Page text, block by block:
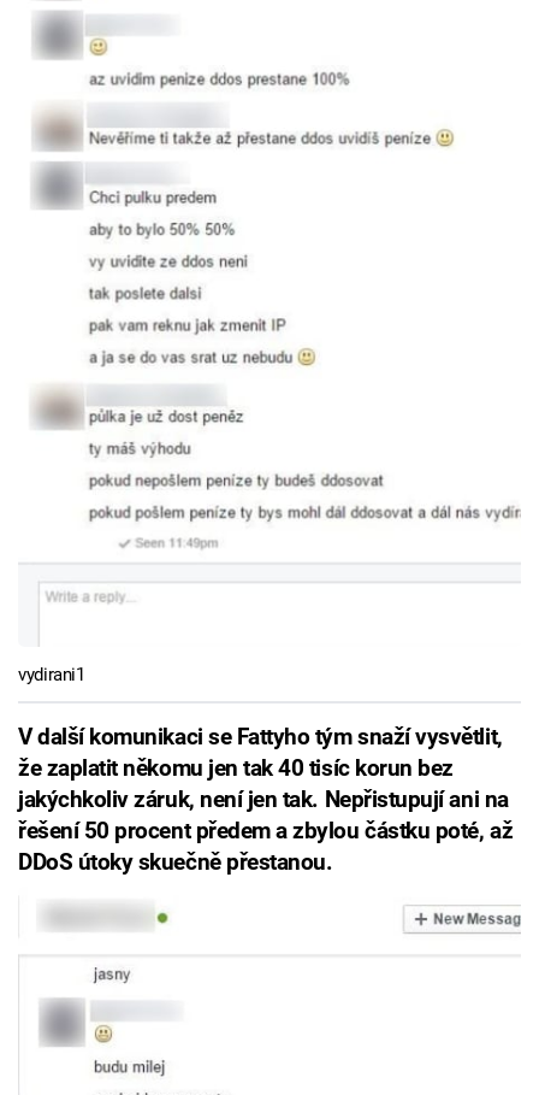
vydirani1
V další komunikaci se Fattyho tým snaží vysvětlit,
že zaplatit někomu jen tak 40 tisíc korun bez
jakýchkoliv záruk, není jen tak. Nepřistupují ani na
řešení 50 procent předem a zbylou částku poté, až
DDoS útoky skuečně přestanou.